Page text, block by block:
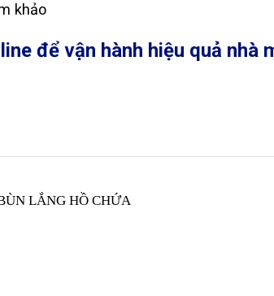
khảo
để vận hành hiệu quả nhà
LẮNG HỒ CHỨA